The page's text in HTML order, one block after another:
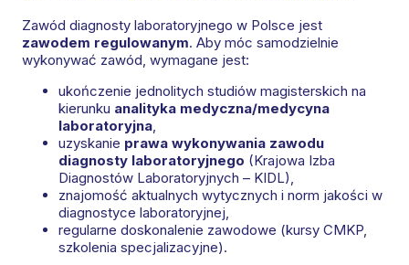
Zawód diagnosty laboratoryjnego w Polsce jest
zawodem regulowanym. Aby móc samodzielnie
wykonywać zawód, wymagane jest:
ukończenie jednolitych studiów magisterskich na
kierunku analityka medyczna/medycyna
laboratoryjna
uzyskanie prawa wykonywania zawodu
diagnosty laboratoryjnego (Krajowa Izba
Diagnostów Laboratoryjnych – KIDL),
znajomość aktualnych wytycznych i norm jakości w
diagnostyce laboratoryjnej,
regularne doskonalenie zawodowe (kursy CMKP,
szkolenia specjalizacyjne).